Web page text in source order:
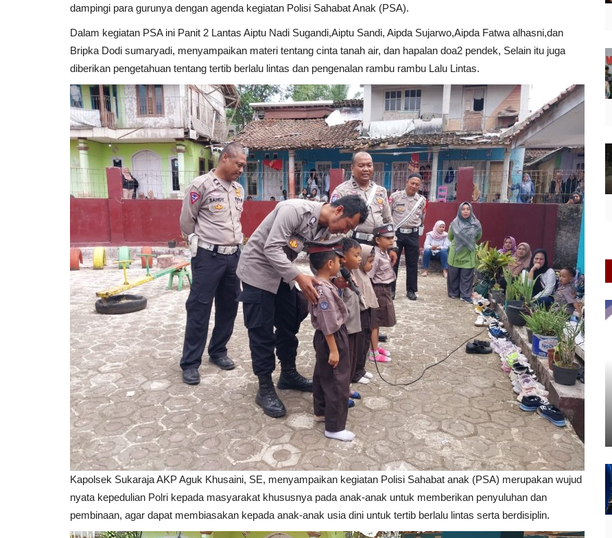
dampingi para gurunya dengan agenda kegiatan Polisi Sahabat Anak (PSA).
Dalam kegiatan PSA ini Panit 2 Lantas Aiptu Nadi Sugandi,Aiptu Sandi, Aipda Sujarwo,Aipda Fatwa alhasni,dan
Bripka Dodi sumaryadi, menyampaikan materi tentang cinta tanah air, dan hapalan doa2 pendek, Selain itu juga
diberikan pengetahuan tentang tertib berlalu lintas dan pengenalan rambu rambu Lalu Lintas.
Kapolsek Sukaraja AKP Aguk Khusaini, SE, menyampaikan kegiatan Polisi Sahabat anak (PSA) merupakan wujud
nyata kepedulian Polri kepada masyarakat khususnya pada anak-anak untuk memberikan penyuluhan dan
pembinaan, agar dapat membiasakan kepada anak-anak usia dini untuk tertib berlalu lintas serta berdisiplin.